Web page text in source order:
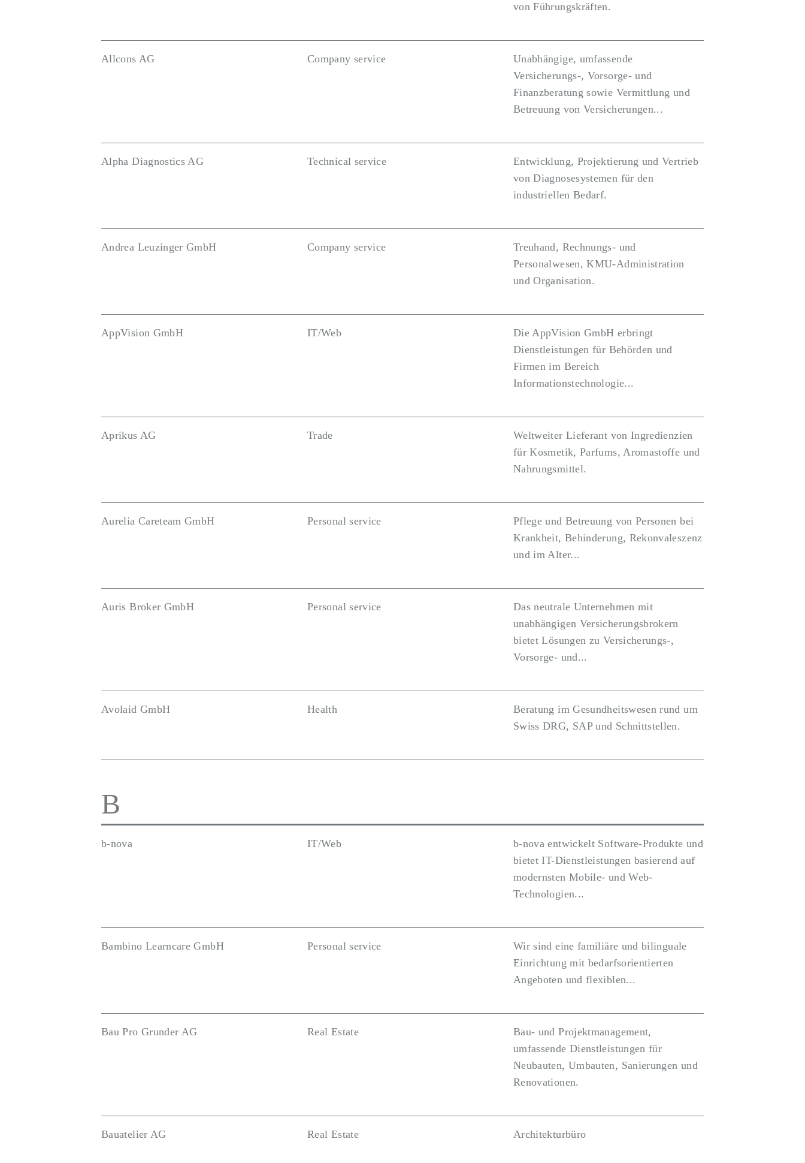
von Führungskräften.
Allcons AG Company service
Unabhängige, umfassende
Versicherungs-, Vorsorge- und
Finanzberatung sowie Vermittlung und
Betreuung von Versicherungen...
Alpha Diagnostics AG Technical service
Entwicklung, Projektierung und Vertrieb
von Diagnosesystemen für den
industriellen Bedarf.
Andrea Leuzinger GmbH Company service
Treuhand, Rechnungs- und
Personalwesen, KMU-Administration
und Organisation.
AppVision GmbH IT/Web
Die AppVision GmbH erbringt
Dienstleistungen für Behörden und
Firmen im Bereich
Informationstechnologie...
Aprikus AG Trade
Weltweiter Lieferant von Ingredienzien
für Kosmetik, Parfums, Aromastoffe und
Nahrungsmittel.
Aurelia Careteam GmbH Personal service
Pflege und Betreuung von Personen bei
Krankheit, Behinderung, Rekonvaleszenz
und im Alter...
Auris Broker GmbH Personal service
Das neutrale Unternehmen mit
unabhängigen Versicherungsbrokern
bietet Lösungen zu Versicherungs-,
Vorsorge- und...
Avolaid GmbH Health
Beratung im Gesundheitswesen rund um
Swiss DRG, SAP und Schnittstellen.
B
b-nova IT/Web
b-nova entwickelt Software-Produkte und
bietet IT-Dienstleistungen basierend auf
modernsten Mobile- und Web-
Technologien...
Bambino Learncare GmbH Personal service
Wir sind eine familiäre und bilinguale
Einrichtung mit bedarfsorientierten
Angeboten und flexiblen...
Bau Pro Grunder AG Real Estate
Bau- und Projektmanagement,
umfassende Dienstleistungen für
Neubauten, Umbauten, Sanierungen und
Renovationen.
Bauatelier AG Real Estate Architekturbüro